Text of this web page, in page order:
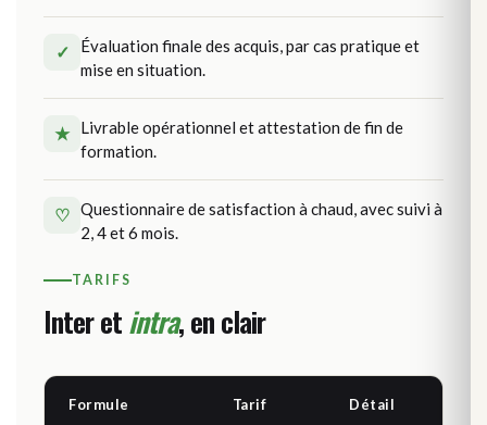
✓
Évaluation finale des acquis, par cas pratique et
mise en situation.
★
Livrable opérationnel et attestation de fin de
formation.
♡ Questionnaire de satisfaction à chaud, avec suivi à
2, 4 et 6 mois.
TARIFS
Inter etintra, en clair
Formule Tarif Détail